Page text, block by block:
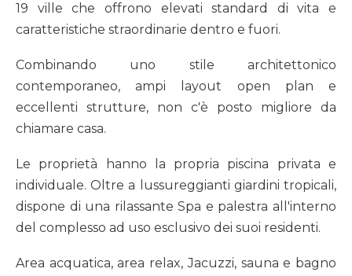
19 ville che offrono elevati standard di vita e
caratteristiche straordinarie dentro e fuori.
Combinando uno stile architettonico
contemporaneo, ampi layout open plan e
eccellenti strutture, non c'è posto migliore da
chiamare casa.
Le proprietà hanno la propria piscina privata e
individuale. Oltre a lussureggianti giardini tropicali,
dispone di una rilassante Spa e palestra all'interno
del complesso ad uso esclusivo dei suoi residenti.
Area acquatica, area relax, Jacuzzi, sauna e bagno